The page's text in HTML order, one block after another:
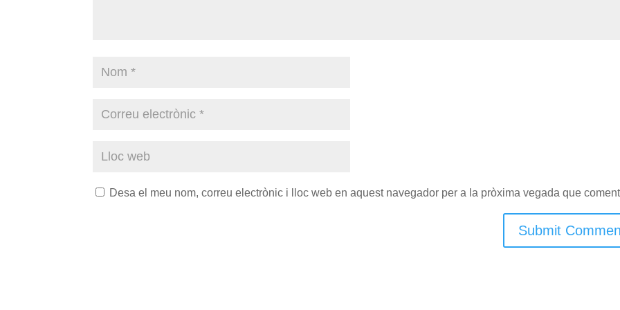
Desa el meu nom, correu electrònic i lloc web en aquest navegador per a la pròxima vegada que